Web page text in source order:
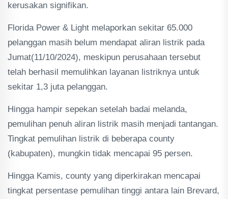
kerusakan signifikan.
Florida Power & Light melaporkan sekitar 65.000
pelanggan masih belum mendapat aliran listrik pada
Jumat(11/10/2024), meskipun perusahaan tersebut
telah berhasil memulihkan layanan listriknya untuk
sekitar 1,3 juta pelanggan.
Hingga hampir sepekan setelah badai melanda,
pemulihan penuh aliran listrik masih menjadi tantangan.
Tingkat pemulihan listrik di beberapa county
(kabupaten), mungkin tidak mencapai 95 persen.
Hingga Kamis, county yang diperkirakan mencapai
tingkat persentase pemulihan tinggi antara lain Brevard,